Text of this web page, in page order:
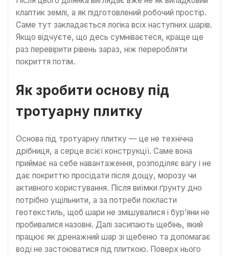
клаптик землі, а як підготовлений робочий простір.
Саме тут закладається логіка всіх наступних шарів.
Якщо відчуєте, що десь сумніваєтеся, краще ще
раз перевірити рівень зараз, ніж переробляти
покриття потім.
Як зробити основу під
тротуарну плитку
Основа під тротуарну плитку — це не технічна
дрібниця, а серце всієї конструкції. Саме вона
приймає на себе навантаження, розподіляє вагу і не
дає покриттю просідати після дощу, морозу чи
активного користування. Після виїмки ґрунту дно
потрібно ущільнити, а за потреби покласти
геотекстиль, щоб шари не змішувалися і бур’яни не
пробивалися назовні. Далі засипають щебінь, який
працює як дренажний шар зі щебеню та допомагає
воді не застоюватися під плиткою. Поверх нього